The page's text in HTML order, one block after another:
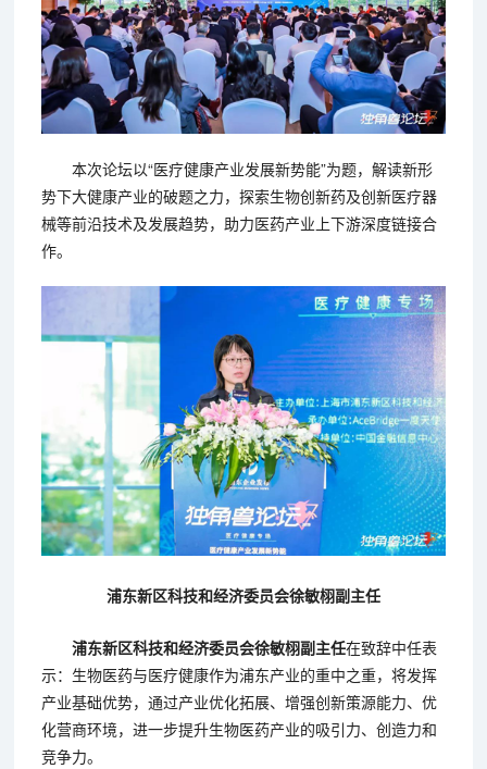
本次论坛以“医疗健康产业发展新势能”为题，解读新形
势下大健康产业的破题之力，探索生物创新药及创新医疗器
械等前沿技术及发展趋势，助力医药产业上下游深度链接合
作。
浦东新区科技和经济委员会徐敏栩副主任
浦东新区科技和经济委员会徐敏栩副主任在致辞中任表
示：生物医药与医疗健康作为浦东产业的重中之重，将发挥
产业基础优势，通过产业优化拓展、增强创新策源能力、优
化营商环境，进一步提升生物医药产业的吸引力、创造力和
竞争力。